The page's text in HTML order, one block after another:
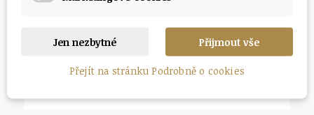
Digitální peněženky
Jen nezbytné Přijmout vše
Přejít na stránku Podrobně o cookies